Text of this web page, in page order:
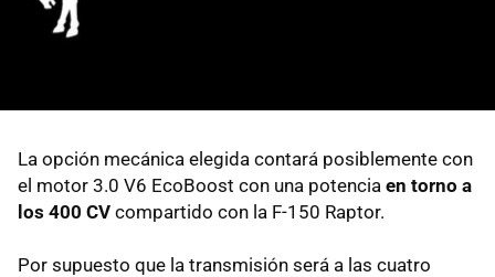
La opción mecánica elegida contará posiblemente con
el motor 3.0 V6 EcoBoost con una potencia en torno a
los 400 CV compartido con la F-150 Raptor.
Por supuesto que la transmisión será a las cuatro